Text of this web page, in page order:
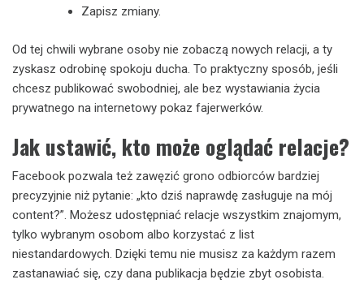
Zapisz zmiany.
Od tej chwili wybrane osoby nie zobaczą nowych relacji, a ty
zyskasz odrobinę spokoju ducha. To praktyczny sposób, jeśli
chcesz publikować swobodniej, ale bez wystawiania życia
prywatnego na internetowy pokaz fajerwerków.
Jak ustawić, kto może oglądać relacje?
Facebook pozwala też zawęzić grono odbiorców bardziej
precyzyjnie niż pytanie: „kto dziś naprawdę zasługuje na mój
content?”. Możesz udostępniać relacje wszystkim znajomym,
tylko wybranym osobom albo korzystać z list
niestandardowych. Dzięki temu nie musisz za każdym razem
zastanawiać się, czy dana publikacja będzie zbyt osobista.